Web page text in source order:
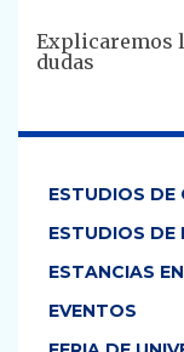
Explicaremos
dudas
ESTUDIOS DE
ESTUDIOS DE
ESTANCIAS
EVENTOS